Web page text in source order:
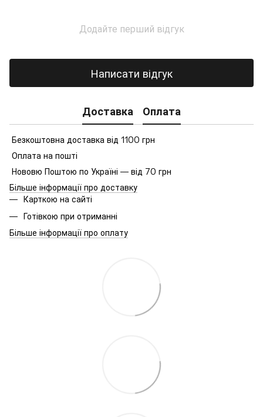
Додайте перший відгук
Написати відгук
Доставка Оплата
Безкоштовна доставка від 1100 грн
Оплата на пошті
Нововю Поштою по Україні — від 70 грн
Більше інформації про доставку
Карткою на сайті
Готівкою при отриманні
Більше інформації про оплату